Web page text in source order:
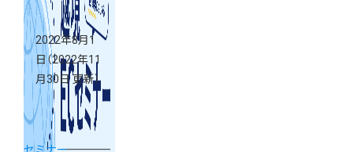
2022年8月1
日（2022年11
月30日 更新）